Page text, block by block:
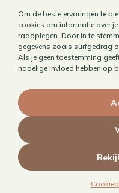
Om de beste ervaringen te
cookies om informatie over
raadplegen. Door in te
gegevens zoals surfgedrag
Als je geen toestemming
nadelige invloed hebben op
Horecafotografie
Receptontwikkeling
Brandingfotografie
MAIN –